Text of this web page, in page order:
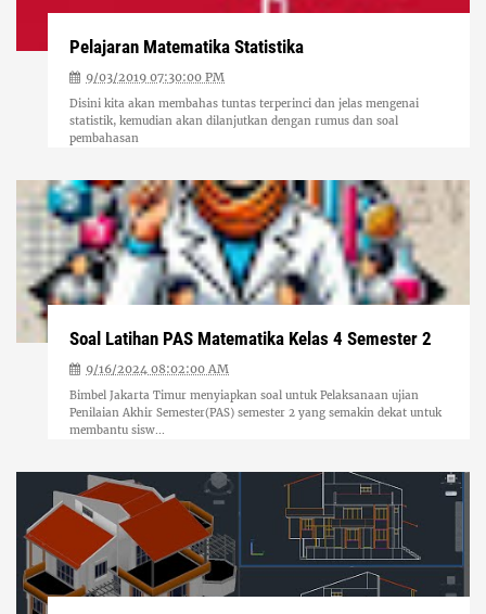
Pelajaran Matematika Statistika
9/03/2019 07:30:00 PM
Disini kita akan membahas tuntas terperinci dan jelas mengenai
statistik, kemudian akan dilanjutkan dengan rumus dan soal
pembahasan
Soal Latihan PAS Matematika Kelas 4 Semester 2
9/16/2024 08:02:00 AM
Bimbel Jakarta Timur menyiapkan soal untuk Pelaksanaan ujian
Penilaian Akhir Semester(PAS) semester 2 yang semakin dekat untuk
membantu sisw...